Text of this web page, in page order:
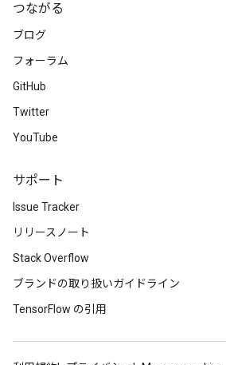
つながる
ブログ
フォーラム
GitHub
Twitter
YouTube
サポート
Issue Tracker
リリースノート
Stack Overflow
ブランドの取り扱いガイドライン
TensorFlow の引用